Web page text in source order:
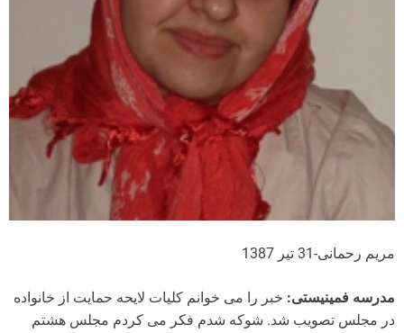
مریم رحمانی-31 تیر 1387
مدرسه فمینیستی: خبر را می خوانم کلیات لایحه حمایت از خانواده
در مجلس تصویب شد. شوکه شدم فکر می کردم مجلس هشتم